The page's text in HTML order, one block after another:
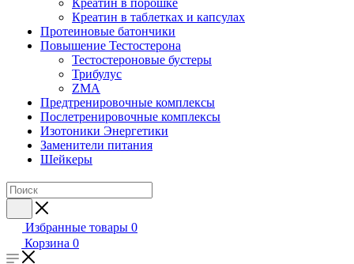
Креатин в порошке
Креатин в таблетках и капсулах
Протеиновые батончики
Повышение Тестостерона
Тестостероновые бустеры
Трибулус
ZMA
Предтренировочные комплексы
Послетренировочные комплексы
Изотоники Энергетики
Заменители питания
Шейкеры
Избранные товары 0
Корзина 0